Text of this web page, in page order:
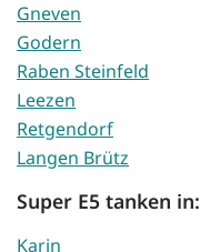
Gneven
Godern
Raben Steinfeld
Leezen
Retgendorf
Langen Brütz
Super E5 tanken in:
Karin